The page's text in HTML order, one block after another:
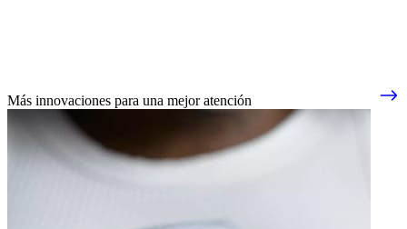
Más innovaciones para una mejor atención